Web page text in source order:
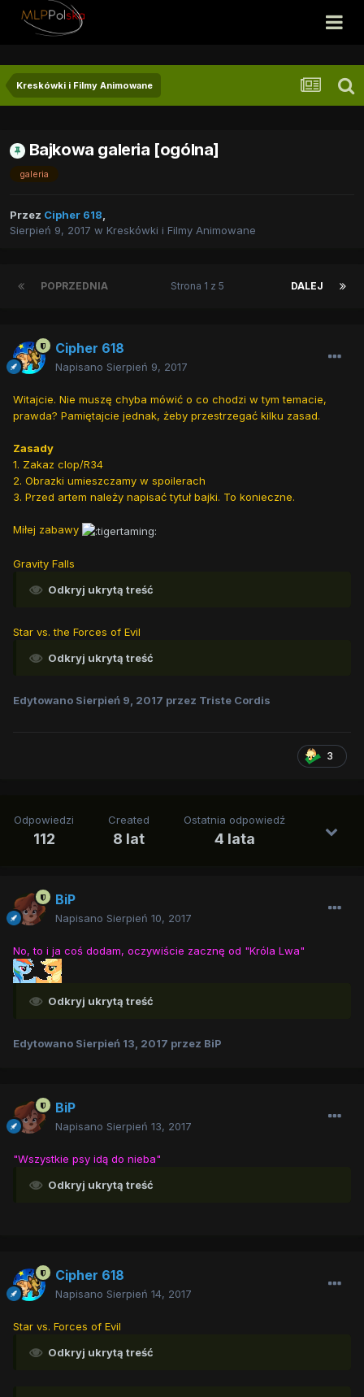
Kreskówki i Filmy Animowane
Bajkowa galeria [ogólna]
galeria
Przez Cipher 618,
Sierpień 9, 2017 w Kreskówki i Filmy Animowane
POPRZEDNIA DALEJ
Strona 1 z 5
Cipher 618
Napisano Sierpień 9, 2017
Witajcie. Nie muszę chyba mówić o co chodzi w tym temacie,
prawda? Pamiętajcie jednak, żeby przestrzegać kilku zasad.
Zasady
1. Zakaz clop/R34
2. Obrazki umieszczamy w spoilerach
3. Przed artem należy napisać tytuł bajki. To konieczne.
Miłej zabawy
Gravity Falls
Odkryj ukrytą treść
Star vs. the Forces of Evil
Odkryj ukrytą treść
Edytowano Sierpień 9, 2017 przez Triste Cordis
3
Odpowiedzi
112
Created
8 lat
Ostatnia odpowiedź
4 lata
BiP
Napisano Sierpień 10, 2017
No, to i ja coś dodam, oczywiście zacznę od "Króla Lwa"
Odkryj ukrytą treść
Edytowano Sierpień 13, 2017 przez BiP
BiP
Napisano Sierpień 13, 2017
"Wszystkie psy idą do nieba"
Odkryj ukrytą treść
Cipher 618
Napisano Sierpień 14, 2017
Star vs. Forces of Evil
Odkryj ukrytą treść